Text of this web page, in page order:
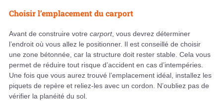
Choisir l’emplacement du carport
Avant de construire votre carport, vous devrez déterminer
l’endroit où vous allez le positionner. Il est conseillé de choisir
une zone bétonnée, car la structure doit rester stable. Cela vous
permet de réduire tout risque d’accident en cas d’intempéries.
Une fois que vous aurez trouvé l’emplacement idéal, installez les
piquets de repère et reliez-les avec un cordon. N’oubliez pas de
vérifier la planéité du sol.